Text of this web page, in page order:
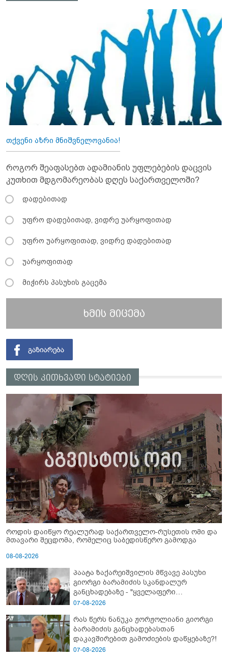
თქვენი აზრი მნიშვნელოვანია!
როგორ შეაფასებთ ადამიანის უფლებების დაცვის
კუთხით მდგომარეობას დღეს საქართველოში?
დადებითად
უფრო დადებითად, ვიდრე უარყოფითად
უფრო უარყოფითად, ვიდრე დადებითად
უარყოფითად
მიჭირს პასუხის გაცემა
ხმის მიცემა
დღის კითხვადი სტატიები
როდის დაიწყო რეალურად საქართველო-რუსეთის ომი და
მთავარი შეცდომა, რომელიც საბედისწერო გამოდგა
08-08-2026
პაატა ზაქარეიშვილის მწვავე პასუხი
გიორგი ბარამიძის სკანდალურ
განცხადებაზე - "ყველაფერი
დეტალურად ვიცი... კამანში მოკლული
ბარამიძე კი ტყუის"
07-08-2026
რას წერს ნანუკა ჟორჟოლიანი გიორგი
ბარამიძის განცხადებასთან
დაკავშირებით გამოძიების დაწყებაზე?!
07-08-2026